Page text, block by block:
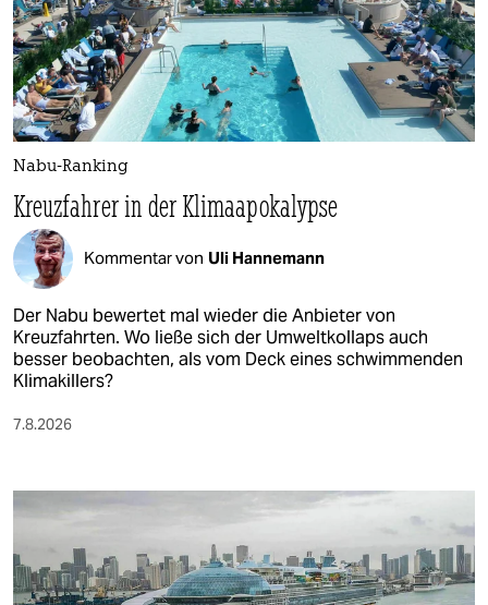
Nabu-Ranking
Kreuzfahrer in der Klimaapokalypse
Kommentar von Uli Hannemann
Der Nabu bewertet mal wieder die Anbieter von
Kreuzfahrten. Wo ließe sich der Umweltkollaps auch
besser beobachten, als vom Deck eines schwimmenden
Klimakillers?
7.8.2026